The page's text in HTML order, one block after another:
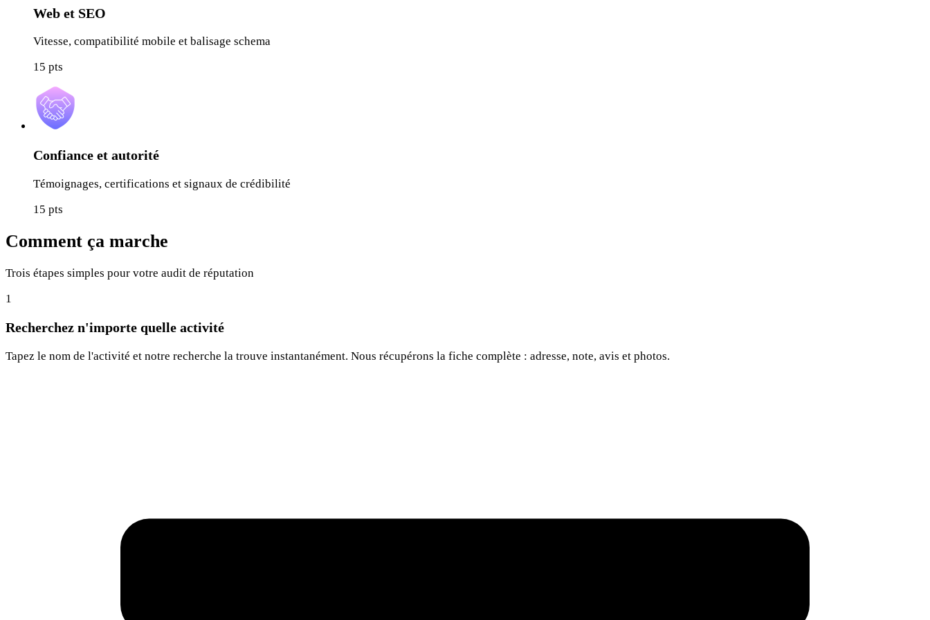
Web et SEO
Vitesse, compatibilité mobile et balisage schema
15 pts
Confiance et autorité
Témoignages, certifications et signaux de crédibilité
15 pts
Comment ça marche
Trois étapes simples pour votre audit de réputation
1
Recherchez n'importe quelle activité
Tapez le nom de l'activité et notre recherche la trouve instantanément. Nous récupérons la fiche complète : adresse, note, avis et photos.